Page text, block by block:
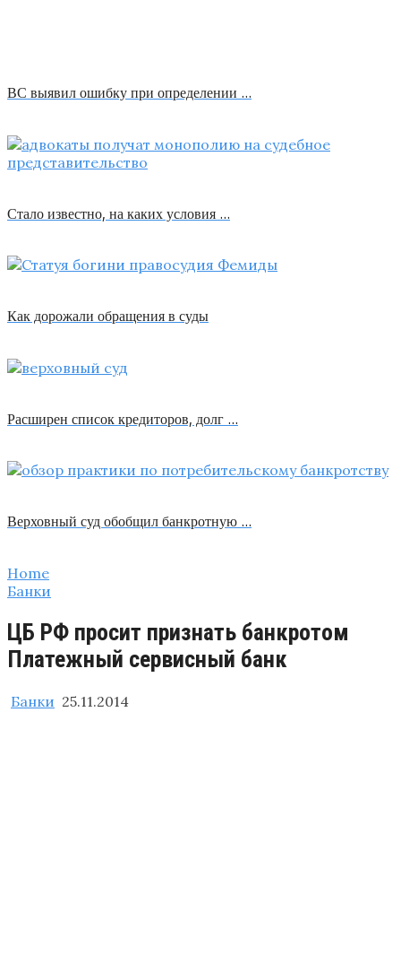
ВС выявил ошибку при определении …
Стало известно, на каких условия …
Как дорожали обращения в суды
Расширен список кредиторов, долг …
Верховный суд обобщил банкротную …
Home
Банки
ЦБ РФ просит признать банкротом
Платежный сервисный банк
Банки 25.11.2014